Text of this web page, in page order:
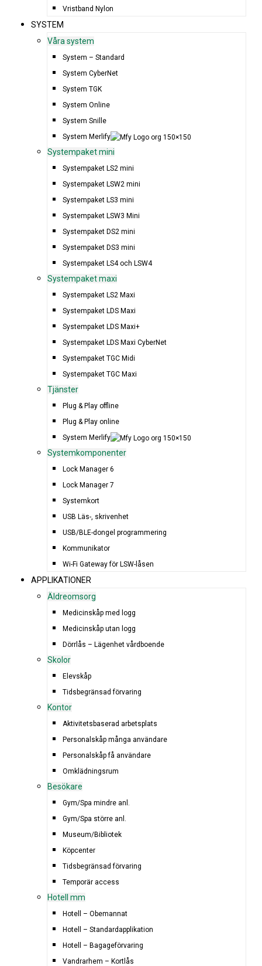
Vristband Nylon
SYSTEM
Våra system
System – Standard
System CyberNet
System TGK
System Online
System Snille
System Merlify
Systempaket mini
Systempaket LS2 mini
Systempaket LSW2 mini
Systempaket LS3 mini
Systempaket LSW3 Mini
Systempaket DS2 mini
Systempaket DS3 mini
Systempaket LS4 och LSW4
Systempaket maxi
Systempaket LS2 Maxi
Systempaket LDS Maxi
Systempaket LDS Maxi+
Systempaket LDS Maxi CyberNet
Systempaket TGC Midi
Systempaket TGC Maxi
Tjänster
Plug & Play offline
Plug & Play online
System Merlify
Systemkomponenter
Lock Manager 6
Lock Manager 7
Systemkort
USB Läs-, skrivenhet
USB/BLE-dongel programmering
Kommunikator
Wi-Fi Gateway för LSW-låsen
APPLIKATIONER
Äldreomsorg
Medicinskåp med logg
Medicinskåp utan logg
Dörrlås – Lägenhet vårdboende
Skolor
Elevskåp
Tidsbegränsad förvaring
Kontor
Aktivitetsbaserad arbetsplats
Personalskåp många användare
Personalskåp få användare
Omklädningsrum
Besökare
Gym/Spa mindre anl.
Gym/Spa större anl.
Museum/Bibliotek
Köpcenter
Tidsbegränsad förvaring
Temporär access
Hotell mm
Hotell – Obemannat
Hotell – Standardapplikation
Hotell – Bagageförvaring
Vandrarhem – Kortlås